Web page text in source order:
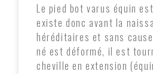
Le pied bot varus équin
existe donc avant la
héréditaires et sans
né est déformé, il est
cheville en extension